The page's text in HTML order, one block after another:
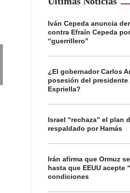
Iván Cepeda anuncia
contra Efraín Cepeda
“guerrillero”
¿El gobernador Carlos
posesión del presidente
Espriella?
Israel “rechaza” el plan
respaldado por Hamás
Irán afirma que Ormuz
hasta que EEUU acepte
condiciones